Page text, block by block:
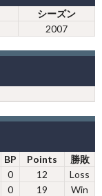
シーズン
2007
BP Points
勝敗
0 12
Loss
0 19 Win